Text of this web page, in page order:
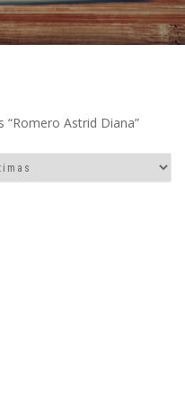
Astrid Diana”